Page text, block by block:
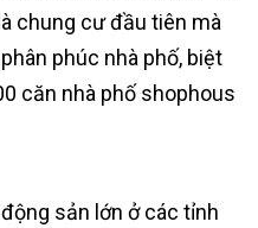
chung cư đầu tiên mà
phúc nhà phố, biệt
căn nhà phố shophous
sản lớn ở các tỉnh